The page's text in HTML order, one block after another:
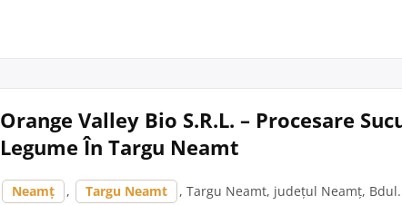
Orange Valley Bio S.R.L. – Procesare
Legume În Targu Neamt
Neamț , Targu Neamt
, Targu Neamt, județul Neamț,